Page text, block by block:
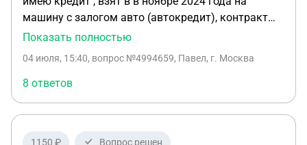
машину с залогом авто (автокредит), контракт
подписал в апреле 2026 года, были просрочки по
оформлены кредитные каникулы на срок
действия контракта , имею удостоверение
ветерана боевых действий . Могу ли я списать
этот кредит ? Так же имеются исполнительные
Показать полностью
04 июля, 15:40, вопрос №4994659, Павел, г. Москва
8 ответов
1150 ₽ Вопрос решен